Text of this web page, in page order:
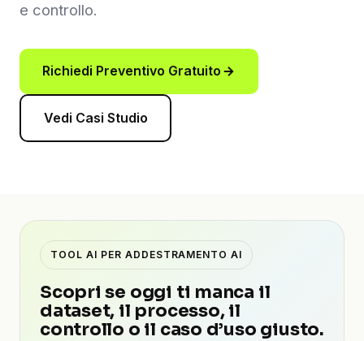
e controllo.
Richiedi Preventivo Gratuito
Vedi Casi Studio
TOOL AI PER ADDESTRAMENTO AI
Scopri se oggi ti manca il
dataset, il processo, il
controllo o il caso d’uso giusto.